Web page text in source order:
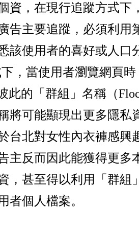
資，在現行追蹤方式下
告主要追蹤，必須利用
該使用者的喜好或人口
，當使用者瀏覽網頁
此的「群組」名稱（
將可能顯現出更多隱私
台北對女性內衣褲感興
主反而因此能獲得更多
，甚至得以利用「群組
者個人檔案。